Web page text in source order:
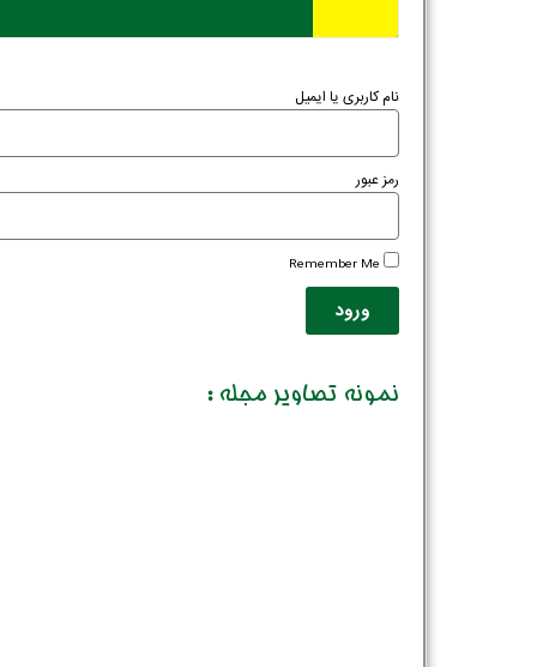
نام کاربری یا ایمیل
رمز عبور
Remember Me
ورود
نمونه تصاویر مجله :